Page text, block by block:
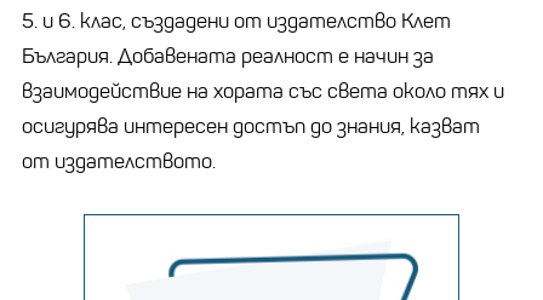
5. и 6. клас, създадени от издателство Клет
България. Добавената реалност е начин за
взаимодействие на хората със света около тях и
осигурява интересен достъп до знания, казват
от издателството.